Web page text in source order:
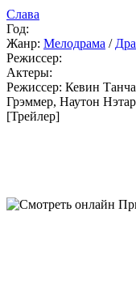
Слава
Год:
Жанр: Мелодрама /
Режиссер:
Актеры:
Режиссер: Кевин
Грэммер, Наутон
[Трейлер]